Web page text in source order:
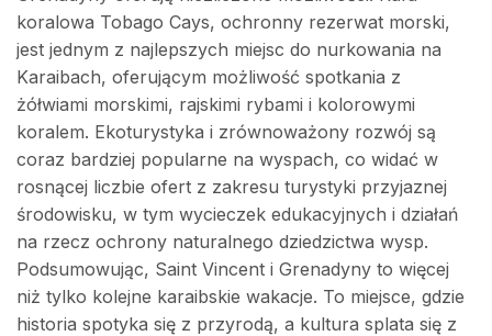
koralowa Tobago Cays, ochronny rezerwat morski,
jest jednym z najlepszych miejsc do nurkowania na
Karaibach, oferującym możliwość spotkania z
żółwiami morskimi, rajskimi rybami i kolorowymi
koralem. Ekoturystyka i zrównoważony rozwój są
coraz bardziej popularne na wyspach, co widać w
rosnącej liczbie ofert z zakresu turystyki przyjaznej
środowisku, w tym wycieczek edukacyjnych i działań
na rzecz ochrony naturalnego dziedzictwa wysp.
Podsumowując, Saint Vincent i Grenadyny to więcej
niż tylko kolejne karaibskie wakacje. To miejsce, gdzie
historia spotyka się z przyrodą, a kultura splata się z